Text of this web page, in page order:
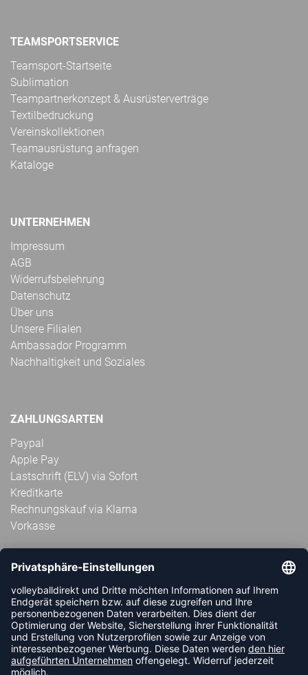
TEAMSPORTSERVICE
Teamsport-Startseite
Sublimation
Teampartnerkonzept & Ausrüsterverträge
Textilbedruckung
Vereinskollektionen
Teamausrüstung anfragen
Kataloge
UNTERNEHMEN
Impressum
AGB
Widerrufsbelehrung
Datenschutz
Über uns
Unsere Filialen
Ambassador Programm
Nachhaltigkeit und Soziales
ZAHLUNGSARTEN
Paypal
Apple Pay
Lastschrift (ELV) via Sofort
Kreditkarte
Rechnungskauf via Klarna
Vorkasse
ABONNIERE JETZT DEN KOSTENLOSEN
VOLLEYBALLDIREKT-NEWSLETTER UND VERPASSE KEINE
NEUIGKEIT ODER AKTION MEHR.
JETZT ANMELDEN